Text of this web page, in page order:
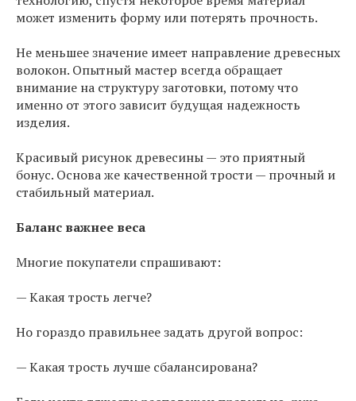
может изменить форму или потерять прочность.
Не меньшее значение имеет направление древесных
волокон. Опытный мастер всегда обращает
внимание на структуру заготовки, потому что
именно от этого зависит будущая надежность
изделия.
Красивый рисунок древесины — это приятный
бонус. Основа же качественной трости — прочный и
стабильный материал.
Баланс важнее веса
Многие покупатели спрашивают:
— Какая трость легче?
Но гораздо правильнее задать другой вопрос:
— Какая трость лучше сбалансирована?